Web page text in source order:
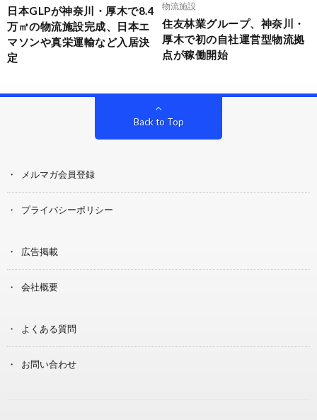
日本GLPが神奈川・厚木で8.4
万㎡の物流施設完成、日本エ
マソンや真栄運輸など入居決
定
物流施設
住友林業グループ、神奈川・
厚木で初の自社運営型物流拠
点が稼働開始
Back to Top
メルマガ会員登録
プライバシーポリシー
広告掲載
会社概要
よくある質問
お問い合わせ